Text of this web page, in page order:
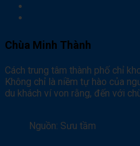
Chùa Minh Thành
Cách trung tâm thành phố chỉ
Không chỉ là niềm tự hào của
du khách ví von rằng, đến với
Nguồn: Sưu tầm